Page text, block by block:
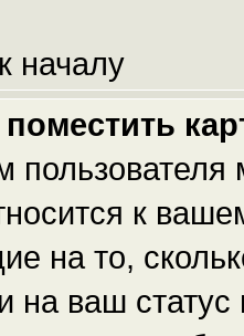
началу
поместить
пользователя
к
на то,
на ваш